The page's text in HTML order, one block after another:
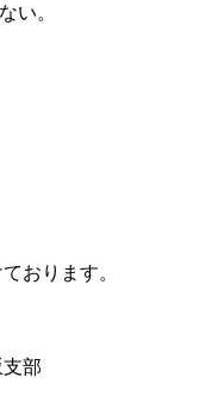
い。
おります。
部